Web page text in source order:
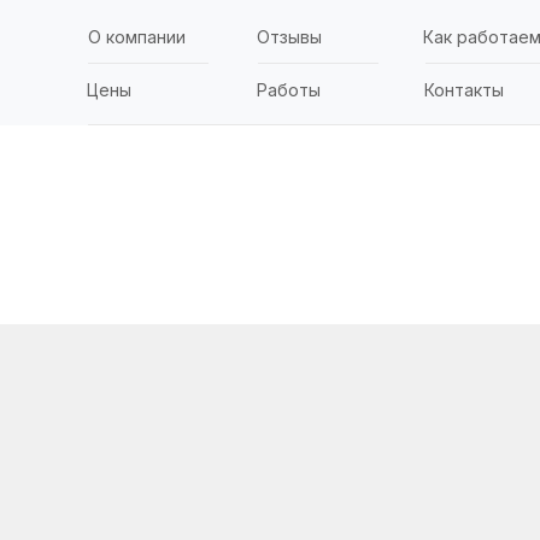
О компании Отзывы Как работаем
Работы Контакты
Цены